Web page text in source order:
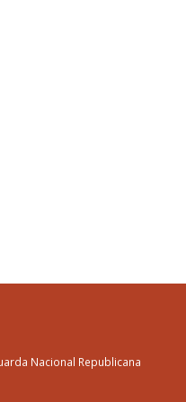
Nacional Republicana